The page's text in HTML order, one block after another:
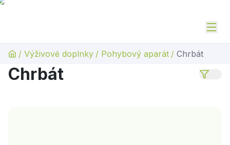
/ Výživové doplnky / Pohybový aparát / Chrbát
Chrbát